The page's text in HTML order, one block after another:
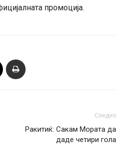
промоција.
Следно
Ракитиќ: Сакам Мората да
даде четири гола